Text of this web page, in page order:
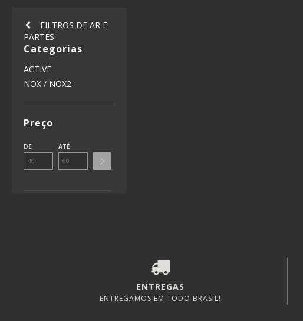
FILTROS DE AR E
PARTES
Categorias
ACTIVE
NOX / NOX2
Preço
DE ATÉ
ENTREGAS
ENTREGAMOS EM TODO BRASIL!